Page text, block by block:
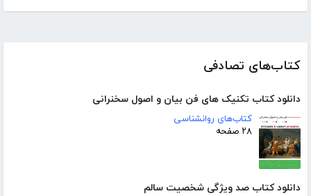
کتاب‌های تصادفی
دانلود کتاب تکنیک های فن بیان و اصول سخنرانی
کتاب‌های روانشناسی
۲۸ صفحه
دانلود کتاب صد ویژگی شخصیت سالم